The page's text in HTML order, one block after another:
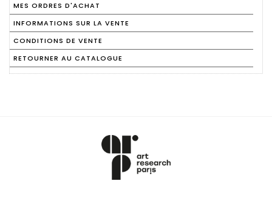
MES ORDRES D'ACHAT
INFORMATIONS SUR LA VENTE
CONDITIONS DE VENTE
RETOURNER AU CATALOGUE